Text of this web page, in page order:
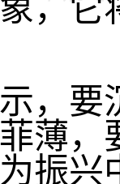
，它
，要
薄，
振兴